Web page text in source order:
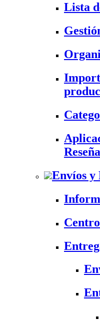
Lista
Envíos y